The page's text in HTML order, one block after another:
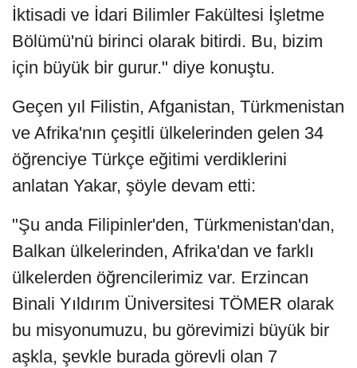
İktisadi ve İdari Bilimler Fakültesi İşletme
Bölümü'nü birinci olarak bitirdi. Bu, bizim
için büyük bir gurur." diye konuştu.
Geçen yıl Filistin, Afganistan, Türkmenistan
ve Afrika'nın çeşitli ülkelerinden gelen 34
öğrenciye Türkçe eğitimi verdiklerini
anlatan Yakar, şöyle devam etti:
"Şu anda Filipinler'den, Türkmenistan'dan,
Balkan ülkelerinden, Afrika'dan ve farklı
ülkelerden öğrencilerimiz var. Erzincan
Binali Yıldırım Üniversitesi TÖMER olarak
bu misyonumuzu, bu görevimizi büyük bir
aşkla, şevkle burada görevli olan 7